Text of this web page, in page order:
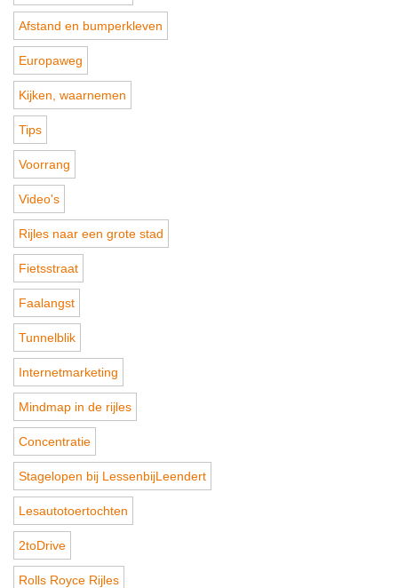
Afstand en bumperkleven
Europaweg
Kijken, waarnemen
Tips
Voorrang
Video's
Rijles naar een grote stad
Fietsstraat
Faalangst
Tunnelblik
Internetmarketing
Mindmap in de rijles
Concentratie
Stagelopen bij LessenbijLeendert
Lesautotoertochten
2toDrive
Rolls Royce Rijles